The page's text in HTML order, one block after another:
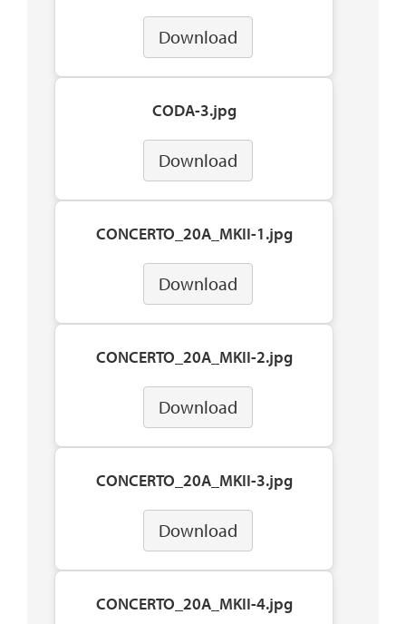
Download
CODA-3.jpg
Download
CONCERTO_20A_MKII-1.jpg
Download
CONCERTO_20A_MKII-2.jpg
Download
CONCERTO_20A_MKII-3.jpg
Download
CONCERTO_20A_MKII-4.jpg